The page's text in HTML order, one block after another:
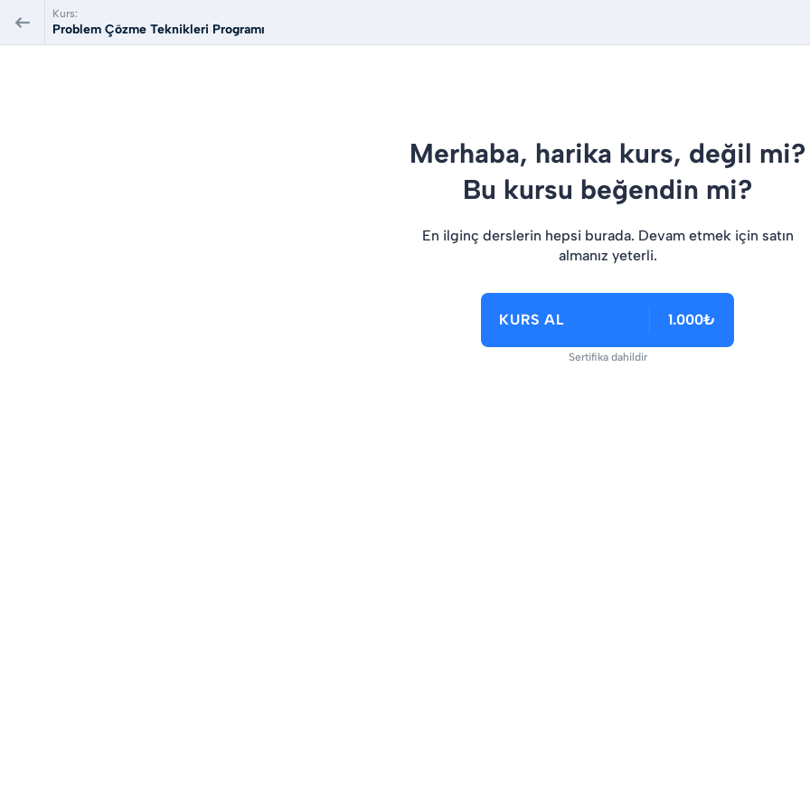
Kurs:
Problem Çözme Teknikleri Programı
Merhaba, harika kurs, değil mi?
Bu kursu beğendin mi?
En ilginç derslerin hepsi burada. Devam etmek için satın
almanız yeterli.
KURS AL 1.000₺
Sertifika dahildir